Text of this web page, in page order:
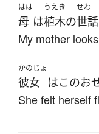
はは
母 は
うえき
植木の
せわ
世話
My mother
かのじょ
彼女 はこのお
She felt herself